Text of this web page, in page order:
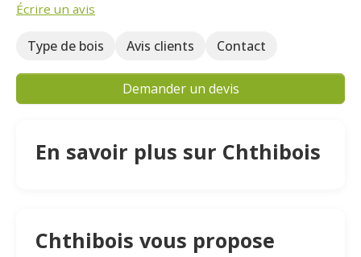
Écrire un avis
Type de bois Avis clients Contact
Demander un devis
En savoir plus sur Chthibois
Chthibois vous propose